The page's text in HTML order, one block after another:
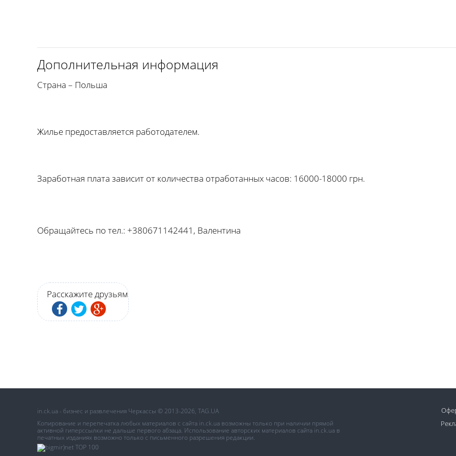
Дополнительная информация
Страна – Польша
Жилье предоставляется работодателем.
Заработная плата зависит от количества отработанных часов: 16000-18000 грн.
Обращайтесь по тел.: +380671142441, Валентина
Расскажите друзьям
in.ck.ua - бизнес и развлечения Черкассы © 2013-2026, TAG.UA
Копирование и перепечатка любых материалов с сайта in.ck.ua возможны только при наличии прямой
активной гиперссылки не дальше первого абзаца. Использование авторских материалов сайта in.ck.ua в
печатных изданиях возможно только с письменного разрешения редакции.